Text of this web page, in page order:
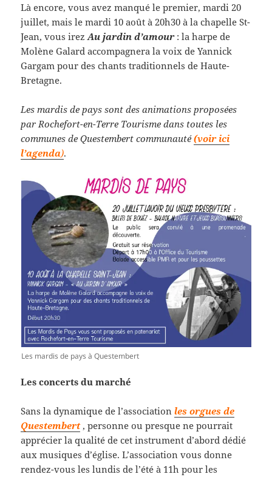
Là encore, vous avez manqué le premier, mardi 20
juillet, mais le mardi 10 août à 20h30 à la chapelle St-
Jean, vous irezAu jardin d’amour: la harpe de
Molène Galard accompagnera la voix de Yannick
Gargam pour des chants traditionnels de Haute-
Bretagne.
Les mardis de pays sont des animations proposées
par Rochefort-en-Terre Tourisme dans toutes les
communes de Questembert communauté(voir ici
l’agenda).
Les mardis de pays à Questembert
Les concerts du marché
Sans la dynamique de l’association les orgues de
Questembert, personne ou presque ne pourrait
apprécier la qualité de cet instrument d’abord dédié
aux musiques d’église. L’association vous donne
rendez-vous les lundis de l’été à 11h pour les